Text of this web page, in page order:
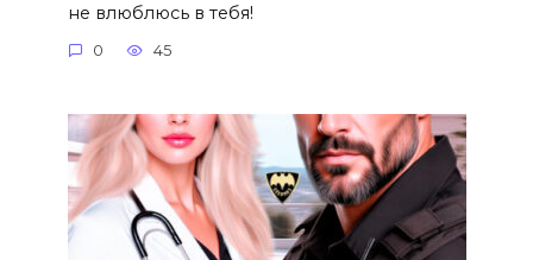
не влюблюсь в тебя!
0 45